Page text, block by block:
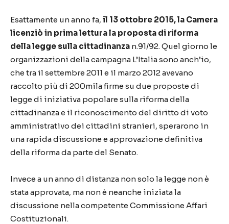
Esattamente un anno fa, il 13 ottobre 2015, la Camera
licenziò in prima lettura la proposta di riforma
della legge sulla cittadinanza n.91/92. Quel giorno le
organizzazioni della campagna L’Italia sono anch’io,
che tra il settembre 2011 e il marzo 2012 avevano
raccolto più di 200mila firme su due proposte di
legge di iniziativa popolare sulla riforma della
cittadinanza e il riconoscimento del diritto di voto
amministrativo dei cittadini stranieri, sperarono in
una rapida discussione e approvazione definitiva
della riforma da parte del Senato.
Invece a un anno di distanza non solo la legge non è
stata approvata, ma non è neanche iniziata la
discussione nella competente Commissione Affari
Costituzionali.